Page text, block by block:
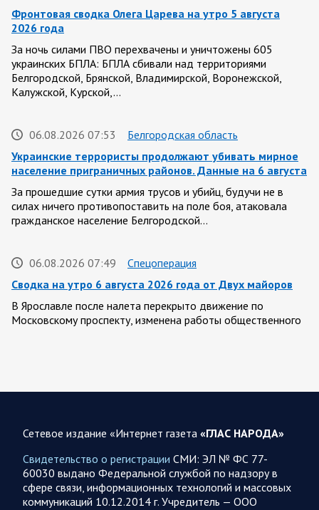
Фронтовая сводка Олега Царева на утро 5 августа
2026 года
За ночь силами ПВО перехвачены и уничтожены 605
украинских БПЛА: БПЛА сбивали над территориями
Белгородской, Брянской, Владимирской, Воронежской,
Калужской, Курской,…
06.08.2026 07:53
Белгородская область
Украинские террористы продолжают убивать мирное
население приграничных районов. Данные на 6 августа
За прошедшие сутки армия трусов и убийц, будучи не в
силах ничего противопоставить на поле боя, атаковала
гражданское население Белгородской…
06.08.2026 07:49
Спецоперация
Сводка на утро 6 августа 2026 года от Двух майоров
В Ярославле после налета перекрыто движение по
Московскому проспекту, изменена работы общественного
5 августа группировка войск «Север» продолжила создание
Черниговской области в районе…
Сетевое издание «Интернет газета «ГЛАС НАРОДА»
Свидетельство о регистрации СМИ: ЭЛ № ФС 77-
60030 выдано Федеральной службой по надзору в
сфере связи, информационных технологий и массовых
коммуникаций 10.12.2014 г. Учредитель — ООО